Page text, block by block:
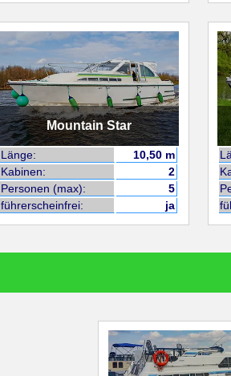
Mountain Star
Länge:
10,50 m
Kabinen:
2
Personen (max):
5
führerscheinfrei:
ja